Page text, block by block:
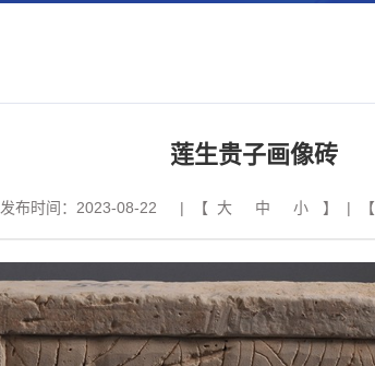
莲生贵子画像砖
发布时间：2023-08-22 | 【 大 中 小 】 | 【